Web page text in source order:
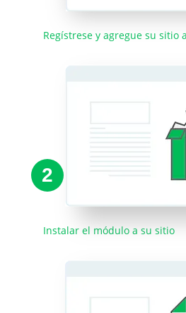
Regístrese y agregue su sitio
2
Instalar el módulo a su sitio